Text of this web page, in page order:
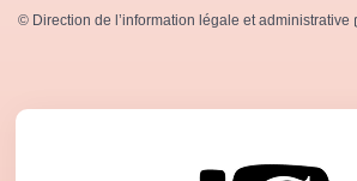
© Direction de l’information légale et administrative